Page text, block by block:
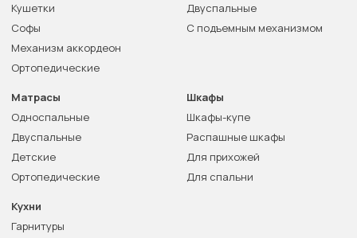
Кушетки
Софы
Механизм аккордеон
Ортопедические
Двуспальные
С подъемным механизмом
Матрасы
Односпальные
Двуспальные
Детские
Ортопедические
Шкафы
Шкафы-купе
Распашные шкафы
Для прихожей
Для спальни
Кухни
Гарнитуры